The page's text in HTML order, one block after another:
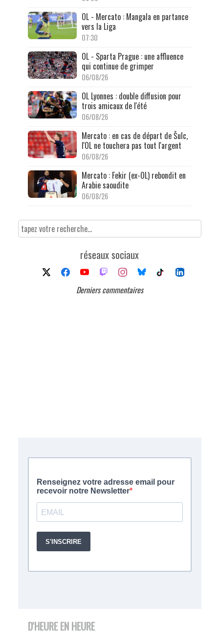
OL - Mercato : Mangala en partance
vers la Liga
07:30
OL - Sparta Prague : une affluence
qui continue de grimper
06/08/26
OL Lyonnes : double diffusion pour
trois amicaux de l'été
06/08/26
Mercato : en cas de départ de Šulc,
l'OL ne touchera pas tout l'argent
06/08/26
Mercato : Fekir (ex-OL) rebondit en
Arabie saoudite
06/08/26
réseaux sociaux
Derniers commentaires
D'HEURE EN HEURE